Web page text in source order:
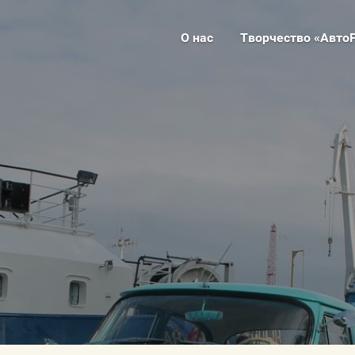
Всероссийский фестиваль историко-
технического стендового
моделизма.
Выставка стендовых моделей "К
моделс 2025" в гостях у
"АвтоРетроКлуба".Презентация книги
"Железное сердце Кёнигсберга"..
Анонс встречи с автором книг об
истории автомобилей, автором
международных фестивалей
cookie
Купить
Дорога
О нас Творчество